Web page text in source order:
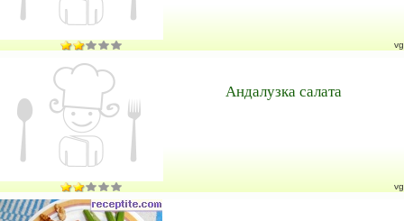
vg
Андалузка салата
vg